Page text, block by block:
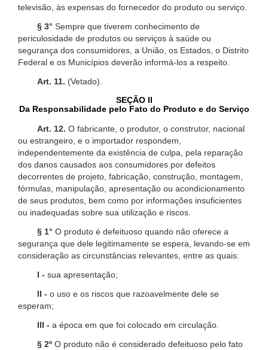
televisão, às expensas do fornecedor do produto ou serviço.
§ 3° Sempre que tiverem conhecimento de
periculosidade de produtos ou serviços à saúde ou
segurança dos consumidores, a União, os Estados, o Distrito
Federal e os Municípios deverão informá-los a respeito.
Art. 11. (Vetado).
SEÇÃO II
Da Responsabilidade pelo Fato do Produto e do Serviço
Art. 12. O fabricante, o produtor, o construtor, nacional
ou estrangeiro, e o importador respondem,
independentemente da existência de culpa, pela reparação
dos danos causados aos consumidores por defeitos
decorrentes de projeto, fabricação, construção, montagem,
fórmulas, manipulação, apresentação ou acondicionamento
de seus produtos, bem como por informações insuficientes
ou inadequadas sobre sua utilização e riscos.
§ 1° O produto é defeituoso quando não oferece a
segurança que dele legitimamente se espera, levando-se em
consideração as circunstâncias relevantes, entre as quais:
I - sua apresentação;
II - o uso e os riscos que razoavelmente dele se
esperam;
III - a época em que foi colocado em circulação.
§ 2º O produto não é considerado defeituoso pelo fato